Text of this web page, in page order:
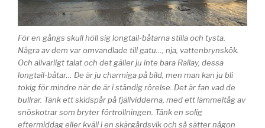
För en gångs skull höll sig longtail-båtarna stilla och tysta.
Några av dem var omvandlade till gatu…, nja, vattenbrynskök.
Och allvarligt talat och det gäller ju inte bara Railay, dessa
longtail-båtar… De är ju charmiga på bild, men man kan ju bli
tokig för mindre när de är i ständig rörelse. Det är fan vad de
bullrar. Tänk ett skidspår på fjällvidderna, med ett lämmeltåg av
snöskotrar som bryter förtrollningen. Tänk en solig
eftermiddag eller kväll i en skärgårdsvik och så sätter någon